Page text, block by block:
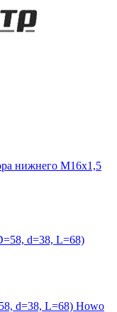
нижнего M16x1,5
d=38, L=68) Howo